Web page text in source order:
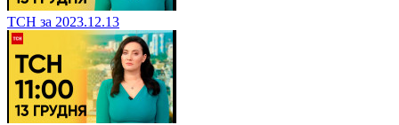
ТСН за 2023.12.13